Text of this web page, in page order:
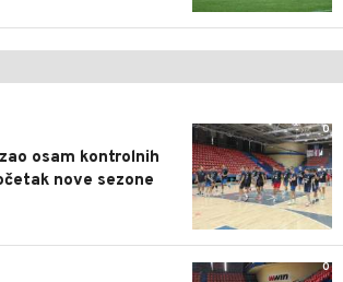
0
osam kontrolnih
nove sezone
0